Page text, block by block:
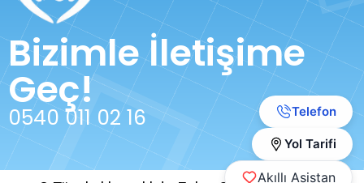
Bizimle İletişime
Geç!
0540 011 02 16 Telefon
Yol Tarifi
Akıllı Asistan